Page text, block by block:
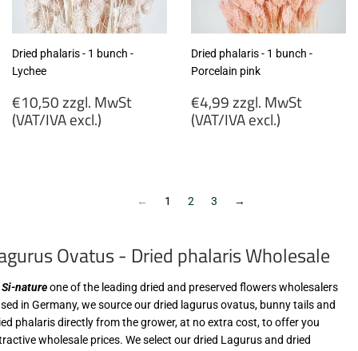
Dried phalaris - 1 bunch -
Lychee
Regular
price
€10,50 zzgl. MwSt
(VAT/IVA excl.)
Dried phalaris - 1 bunch -
Porcelain pink
Regular
price
€4,99 zzgl. MwSt
(VAT/IVA excl.)
(VAT/IVA
← 1 2 3 →
Ovatus - Dried phalaris Wholesale
Si-natureone of the leading dried and preserved flowers wholesalers
in Germany, we source our dried lagurus ovatus, bunny tails and
phalaris directly from the grower, at no extra cost, to offer you
wholesale prices. We select our dried Lagurus and dried